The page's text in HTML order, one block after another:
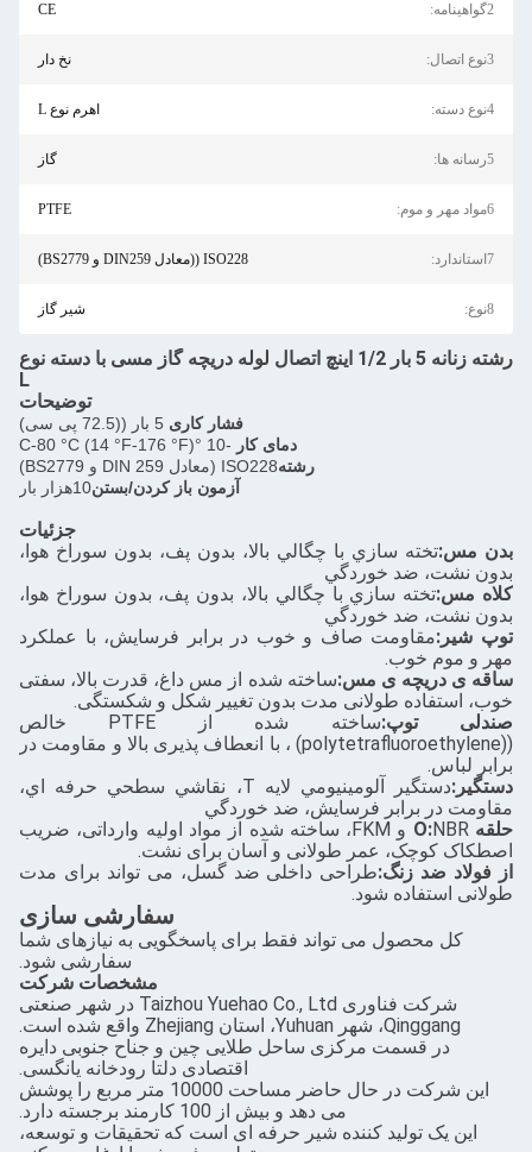
2گواهینامه: CE
3نوع اتصال: نخ دار
4نوع دسته: اهرم نوع L
5رسانه ها: گاز
6مواد مهر و موم: PTFE
7استاندارد: ISO228 ((معادل DIN259 و BS2779)
8نوع: شیر گاز
رشته زنانه 5 بار 1/2 اینچ اتصال لوله دریچه گاز مسی با دسته نوع
L
توضیحات
فشار کاری 5 بار ((72.5 پی سی)
دمای کار -10 °C-80 °C (14 °F-176 °F)
رشتهISO228 (معادل DIN 259 و BS2779)
آزمون باز کردن/بستن10هزار بار
جزئیات
بدن مس:تخته سازي با چگالي بالا، بدون پف، بدون سوراخ هوا،
بدون نشت، ضد خوردگي
کلاه مس:تخته سازي با چگالي بالا، بدون پف، بدون سوراخ هوا،
بدون نشت، ضد خوردگي
توپ شیر:مقاومت صاف و خوب در برابر فرسایش، با عملکرد
مهر و موم خوب.
ساقه ی دریچه ی مس:ساخته شده از مس داغ، قدرت بالا، سفتی
خوب، استفاده طولانی مدت بدون تغییر شکل و شکستگی.
صندلی توپ:
ساخته شده از PTFE خالص
((polytetrafluoroethylene) ، با انعطاف پذیری بالا و مقاومت در
برابر لباس.
دستگير:
دستگير آلومينيومي لايه T، نقاشي سطحي حرفه اي،
مقاومت در برابر فرسایش، ضد خوردگي
حلقه O:
NBR و FKM، ساخته شده از مواد اولیه وارداتی، ضریب
اصطکاک کوچک، عمر طولانی و آسان برای نشت.
از فولاد ضد زنگ:طراحی داخلی ضد گسل، می تواند برای مدت
طولانی استفاده شود.
سفارشی سازی
کل محصول می تواند فقط برای پاسخگویی به نیازهای شما
سفارشی شود.
مشخصات شرکت
شرکت فناوری Taizhou Yuehao Co., Ltd در شهر صنعتی
Qinggang، شهر Yuhuan، استان Zhejiang واقع شده است.
در قسمت مرکزی ساحل طلایی چین و جناح جنوبی دایره
اقتصادی دلتا رودخانه یانگسی.
این شرکت در حال حاضر مساحت 10000 متر مربع را پوشش
می دهد و بیش از 100 کارمند برجسته دارد.
این یک تولید کننده شیر حرفه ای است که تحقیقات و توسعه،